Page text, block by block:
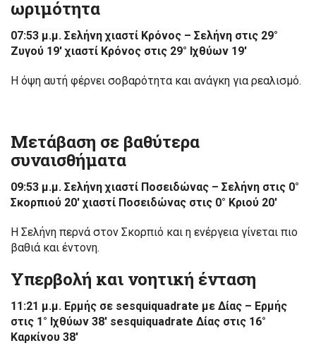
ωριμότητα
07:53 μ.μ. Σελήνη χιαστί Κρόνος – Σελήνη στις 29°
Ζυγού 19′ χιαστί Κρόνος στις 29° Ιχθύων 19′
Η όψη αυτή φέρνει σοβαρότητα και ανάγκη για ρεαλισμό.
Μετάβαση σε βαθύτερα
συναισθήματα
09:53 μ.μ. Σελήνη χιαστί Ποσειδώνας – Σελήνη στις 0°
Σκορπιού 20′ χιαστί Ποσειδώνας στις 0° Κριού 20′
Η Σελήνη περνά στον Σκορπιό και η ενέργεια γίνεται πιο
βαθιά και έντονη.
Υπερβολή και νοητική ένταση
11:21 μ.μ. Ερμής σε sesquiquadrate με Δίας – Ερμής
στις 1° Ιχθύων 38′ sesquiquadrate Δίας στις 16°
Καρκίνου 38′